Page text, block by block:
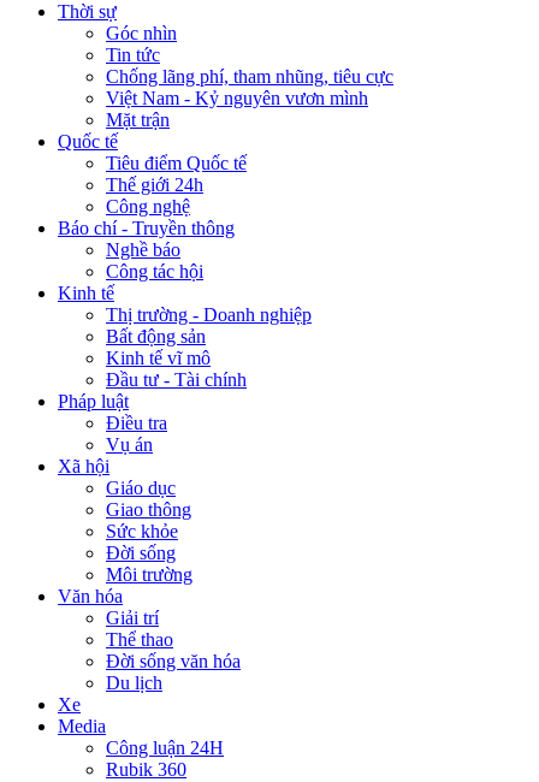
Thời sự
Góc nhìn
Tin tức
Chống lãng phí, tham nhũng, tiêu cực
Việt Nam - Kỷ nguyên vươn mình
Mặt trận
Quốc tế
Tiêu điểm Quốc tế
Thế giới 24h
Công nghệ
Báo chí - Truyền thông
Nghề báo
Công tác hội
Kinh tế
Thị trường - Doanh nghiệp
Bất động sản
Kinh tế vĩ mô
Đầu tư - Tài chính
Pháp luật
Điều tra
Vụ án
Xã hội
Giáo dục
Giao thông
Sức khỏe
Đời sống
Môi trường
Văn hóa
Giải trí
Thể thao
Đời sống văn hóa
Du lịch
Xe
Media
Công luận 24H
Rubik 360